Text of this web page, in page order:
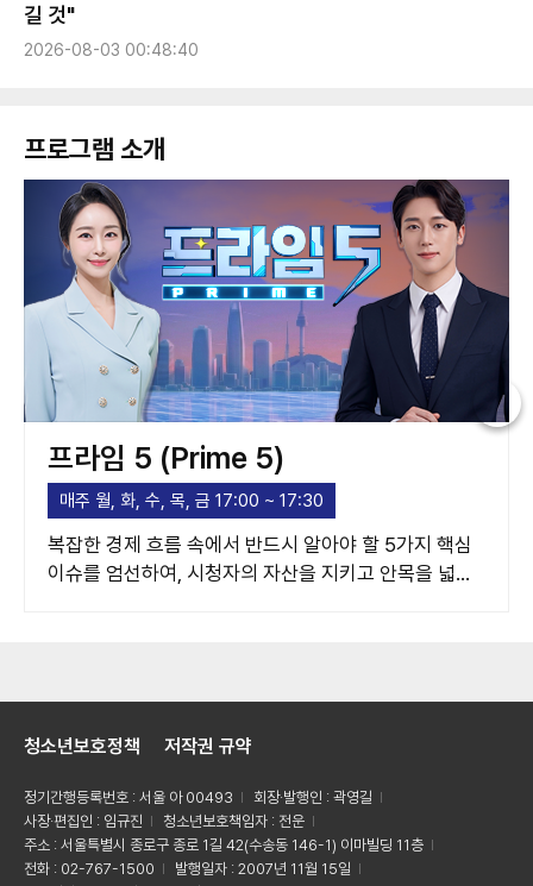
길 것"
2026-08-03 00:48:40
프로그램 소개
프라임 5 (Prime 5)
매주 월, 화, 수, 목, 금 17:00 ~ 17:30
복잡한 경제 흐름 속에서 반드시 알아야 할 5가지 핵심
이슈를 엄선하여, 시청자의 자산을 지키고 안목을 넓혀
청소년보호정책 저작권 규약
정기간행등록번호 : 서울 아 00493
회장·발행인 : 곽영길
사장·편집인 : 임규진
청소년보호책임자 : 전운
주소 : 서울특별시 종로구 종로 1길 42(수송동 146-1) 이마빌딩 11층
전화 : 02-767-1500
발행일자 : 2007년 11월 15일